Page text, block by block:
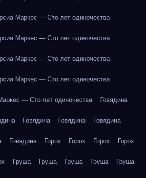
Маркес — Сто лет одиночества
Маркес — Сто лет одиночества
Маркес — Сто лет одиночества
Маркес — Сто лет одиночества
— Сто лет одиночества Говядина
Говядина Говядина Говядина
Говядина Горох Горох Горох Горох
Груша Груша Груша Груша Груша